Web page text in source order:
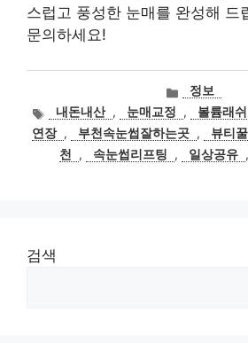
스럽고 풍성한 눈매를 완성해 드
문의하세요!
카
고
리
정보
태
그
내돈내산 , 눈매교정 , 볼륨래쉬
연장 , 부천속눈썹잘하는곳 , 뷰티
천
, 속눈썹리프팅 , 일상공유 ,
검색